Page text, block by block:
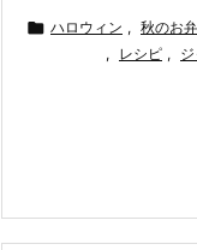
c
k
itt
er
e
 ハロウィン , 秋のお
,
レシピ ,